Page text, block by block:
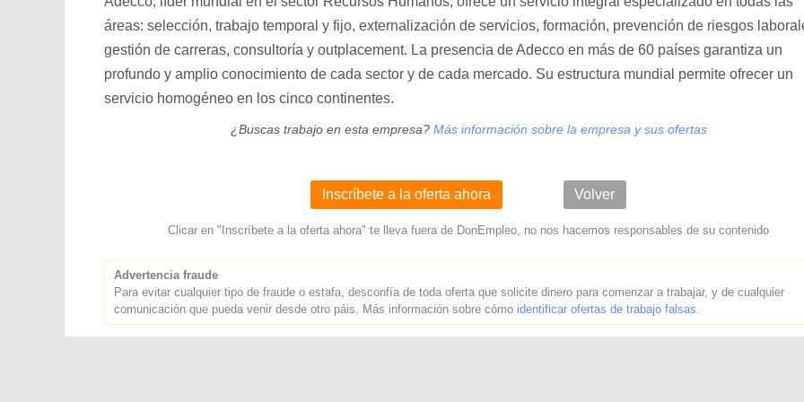
áreas: selección, trabajo temporal y fijo, externalización de servicios, formación, prevención de riesgos
gestión de carreras, consultoría y outplacement. La presencia de Adecco en más de 60 países garantiza un
profundo y amplio conocimiento de cada sector y de cada mercado. Su estructura mundial permite ofrecer un
servicio homogéneo en los cinco continentes.
¿Buscas trabajo en esta empresa? Más información sobre la empresa y sus ofertas
Inscríbete a la oferta ahora Volver
Clicar en "Inscríbete a la oferta ahora" te lleva fuera de DonEmpleo, no nos hacemos responsables de su contenido
Advertencia fraude
Para evitar cualquier tipo de fraude o estafa, desconfía de toda oferta que solicite dinero para comenzar a trabajar, y de cualquier
comunicación que pueda venir desde otro páis. Más información sobre cómo identificar ofertas de trabajo falsas.